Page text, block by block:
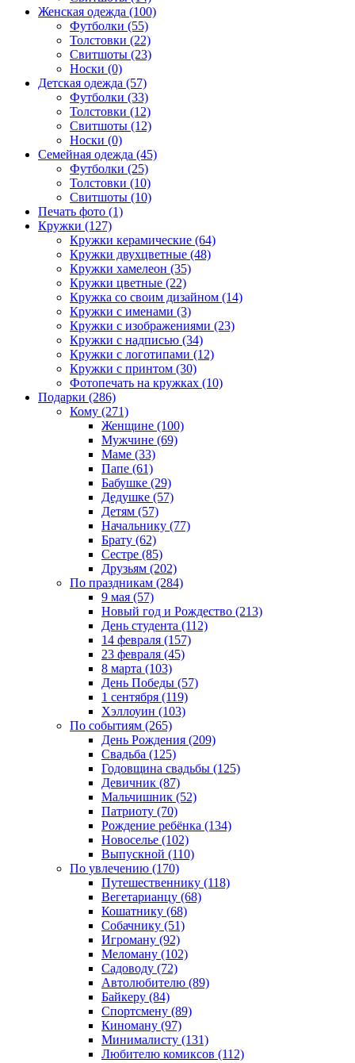
Женская одежда (100)
Футболки (55)
Толстовки (22)
Свитшоты (23)
Носки (0)
Детская одежда (57)
Футболки (33)
Толстовки (12)
Свитшоты (12)
Носки (0)
Семейная одежда (45)
Футболки (25)
Толстовки (10)
Свитшоты (10)
Печать фото (1)
Кружки (127)
Кружки керамические (64)
Кружки двухцветные (48)
Кружки хамелеон (35)
Кружки цветные (22)
Кружка со своим дизайном (14)
Кружки с именами (3)
Кружки с изображениями (23)
Кружки с надписью (34)
Кружки с логотипами (12)
Кружки с принтом (30)
Фотопечать на кружках (10)
Подарки (286)
Кому (271)
Женщине (100)
Мужчине (69)
Маме (33)
Папе (61)
Бабушке (29)
Дедушке (57)
Детям (57)
Начальнику (77)
Брату (62)
Сестре (85)
Друзьям (202)
По праздникам (284)
9 мая (57)
Новый год и Рождество (213)
День студента (112)
14 февраля (157)
23 февраля (45)
8 марта (103)
День Победы (57)
1 сентября (119)
Хэллоуин (103)
По событиям (265)
День Рождения (209)
Свадьба (125)
Годовщина свадьбы (125)
Девичник (87)
Мальчишник (52)
Патриоту (70)
Рождение ребёнка (134)
Новоселье (102)
Выпускной (110)
По увлечению (170)
Путешественнику (118)
Вегетарианцу (68)
Кошатнику (68)
Собачнику (51)
Игроману (92)
Меломану (102)
Садоводу (72)
Автолюбителю (89)
Байкеру (84)
Спортсмену (89)
Киноману (97)
Минималисту (131)
Любителю комиксов (112)